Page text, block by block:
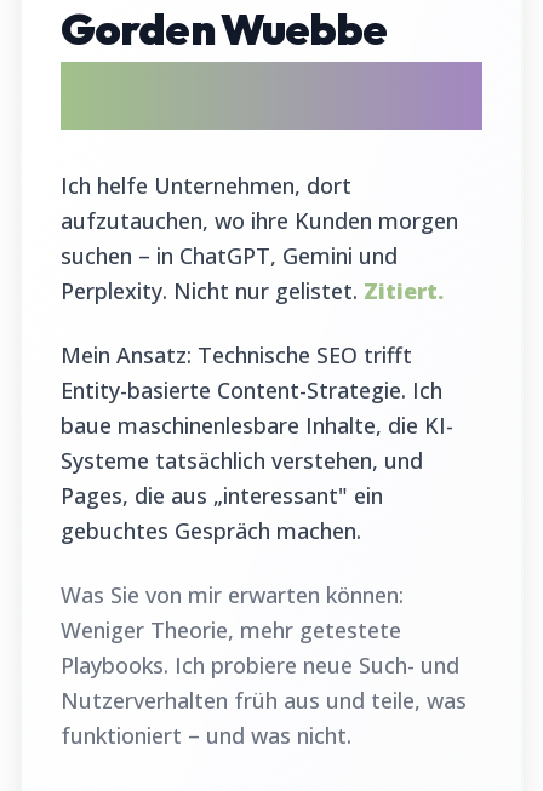
Gorden Wuebbe
Ich helfe Unternehmen, dort
aufzutauchen, wo ihre Kunden morgen
suchen – in ChatGPT, Gemini und
Perplexity. Nicht nur gelistet. Zitiert.
Mein Ansatz: Technische SEO trifft
Entity-basierte Content-Strategie. Ich
baue maschinenlesbare Inhalte, die KI-
Systeme tatsächlich verstehen, und
Pages, die aus „interessant" ein
gebuchtes Gespräch machen.
Was Sie von mir erwarten können:
Weniger Theorie, mehr getestete
Playbooks. Ich probiere neue Such- und
Nutzerverhalten früh aus und teile, was
funktioniert – und was nicht.